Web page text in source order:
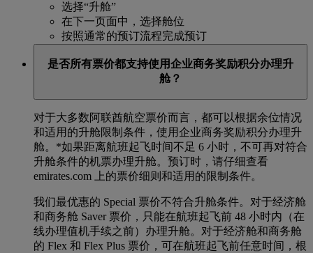
选择“升舱”
在下一页面中，选择舱位
按照通常的预订流程完成预订
是否所有票价都支持使用企业商务奖励积分办理升
舱？
对于大多数阿联酋航空票价而言，都可以根据余位情况
和适用的升舱限制条件，使用企业商务奖励积分办理升
舱。*如果距离航班起飞时间不足 6 小时，不可再对符合
升舱条件的机票办理升舱。预订时，请仔细查看
emirates.com 上的票价细则和适用的限制条件。
我们最优惠的 Special 票价不符合升舱条件。对于经济舱
和商务舱 Saver 票价，只能在航班起飞前 48 小时内（在
线办理值机手续之前）办理升舱。对于经济舱和商务舱
的 Flex 和 Flex Plus 票价，可在航班起飞前任意时间，根